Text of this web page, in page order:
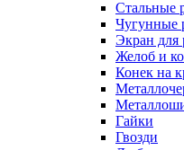
Стальные
Чугунные
Экран для
Желоб и
Конек на
Гайки
Гвозди